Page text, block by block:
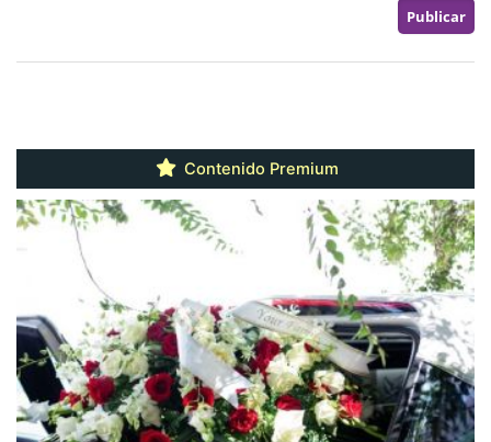
Contenido Premium